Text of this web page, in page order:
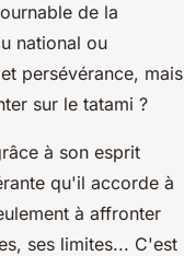
de la
national ou
persévérance, mais
sur le tatami ?
à son esprit
qu'il accorde à
à affronter
ses limites... C'est